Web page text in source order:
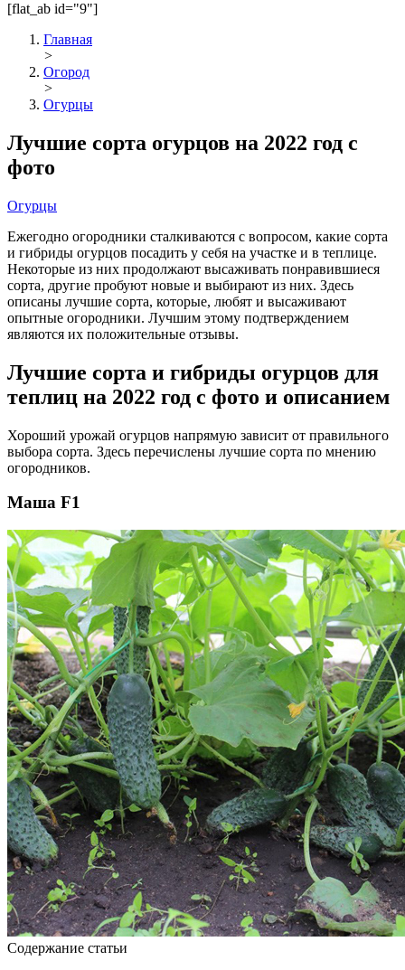
[flat_ab id="9"]
Главная
>
Огород
>
Огурцы
Лучшие сорта огурцов на 2022 год с
фото
Огурцы
Ежегодно огородники сталкиваются с вопросом, какие сорта
и гибриды огурцов посадить у себя на участке и в теплице.
Некоторые из них продолжают высаживать понравившиеся
сорта, другие пробуют новые и выбирают из них. Здесь
описаны лучшие сорта, которые, любят и высаживают
опытные огородники. Лучшим этому подтверждением
являются их положительные отзывы.
Лучшие сорта и гибриды огурцов для
теплиц на 2022 год с фото и описанием
Хороший урожай огурцов напрямую зависит от правильного
выбора сорта. Здесь перечислены лучшие сорта по мнению
огородников.
Маша F1
Содержание статьи